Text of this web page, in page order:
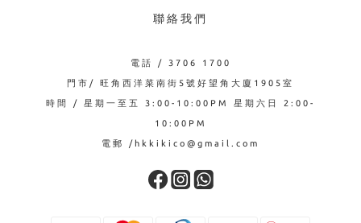
聯絡我們
電話 / 3706 1700
門市/ 旺角西洋菜南街5號好望角大廈1905室
時間 / 星期一至五 3:00-10:00PM 星期六日 2:00-
10:00PM
電郵 /hkkikico@gmail.com